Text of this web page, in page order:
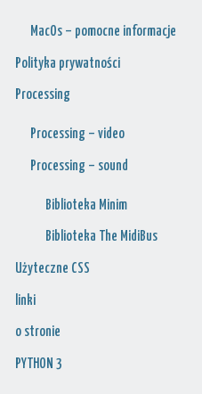
MacOs – pomocne informacje
Polityka prywatności
Processing
Processing – video
Processing – sound
Biblioteka Minim
Biblioteka The MidiBus
Użyteczne CSS
linki
o stronie
PYTHON 3